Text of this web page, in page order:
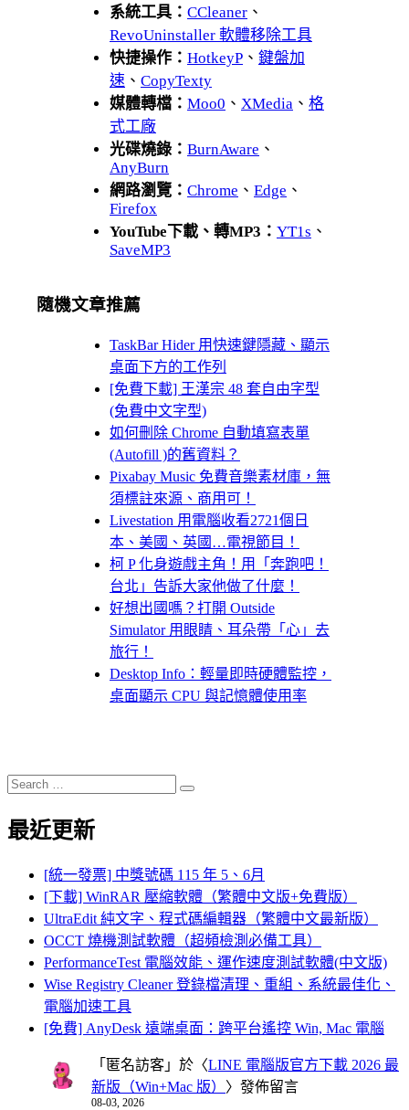
系統工具： CCleaner 、
RevoUninstaller 軟體移除工具
快捷操作： HotkeyP 、 鍵盤加
速 、 CopyTexty
媒體轉檔： Moo0 、 XMedia 、 格
式工廠
光碟燒錄： BurnAware 、
AnyBurn
網路瀏覽： Chrome 、 Edge 、
Firefox
YouTube下載、轉MP3： YT1s 、
SaveMP3
隨機文章推薦
TaskBar Hider 用快速鍵隱藏、顯示
桌面下方的工作列
[免費下載] 王漢宗 48 套自由字型
(免費中文字型)
如何刪除 Chrome 自動填寫表單
(Autofill )的舊資料？
Pixabay Music 免費音樂素材庫，無
須標註來源、商用可！
Livestation 用電腦收看2721個日
本、美國、英國…電視節目！
柯 P 化身遊戲主角！用「奔跑吧！
台北」告訴大家他做了什麼！
好想出國嗎？打開 Outside
Simulator 用眼睛、耳朵帶「心」去
旅行！
Desktop Info：輕量即時硬體監控，
桌面顯示 CPU 與記憶體使用率
Search
for:
Search
最近更新
[統一發票] 中獎號碼 115 年 5、6月
[下載] WinRAR 壓縮軟體（繁體中文版+免費版）
UltraEdit 純文字、程式碼編輯器（繁體中文最新版）
OCCT 燒機測試軟體（超頻檢測必備工具）
PerformanceTest 電腦效能、運作速度測試軟體(中文版)
Wise Registry Cleaner 登錄檔清理、重組、系統最佳化、
電腦加速工具
[免費] AnyDesk 遠端桌面：跨平台遙控 Win, Mac 電腦
「 匿名訪客 」於〈LINE 電腦版官方下載 2026 最
新版（Win+Mac 版） 〉發佈留言
08-03, 2026